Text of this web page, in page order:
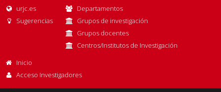
urjc.es
Sugerencias
Departamentos
Grupos de investigación
Grupos docentes
Centros/Institutos de Investigación
Inicio
Acceso Investigadores